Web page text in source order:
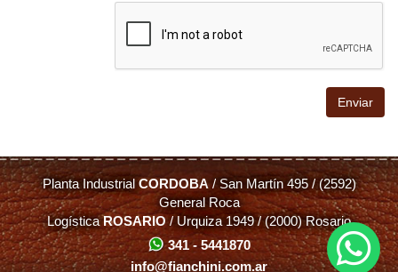
Planta Industrial CORDOBA/ San Martín 495 / (2592)
General Roca
LogísticaROSARIO / Urquiza 1949 / (2000) Rosario
341 - 5441870
info@fianchini.com.ar